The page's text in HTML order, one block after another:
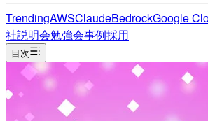
TrendingAWSClaudeBedrockGoogle
社説明会勉強会事例採用
目次